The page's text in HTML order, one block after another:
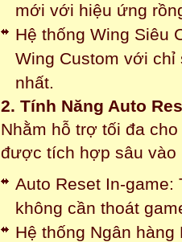
mới với hiệu ứng
Hệ thống Wing Siêu
Wing Custom với
nhất.
2. Tính Năng Auto
Nhằm hỗ trợ tối đa
được tích hợp sâu vào
Auto Reset In-game:
không cần thoát
Hệ thống Ngân